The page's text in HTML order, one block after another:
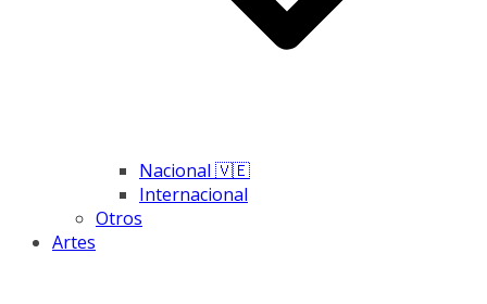
Nacional 🇻🇪
Internacional
Otros
Artes